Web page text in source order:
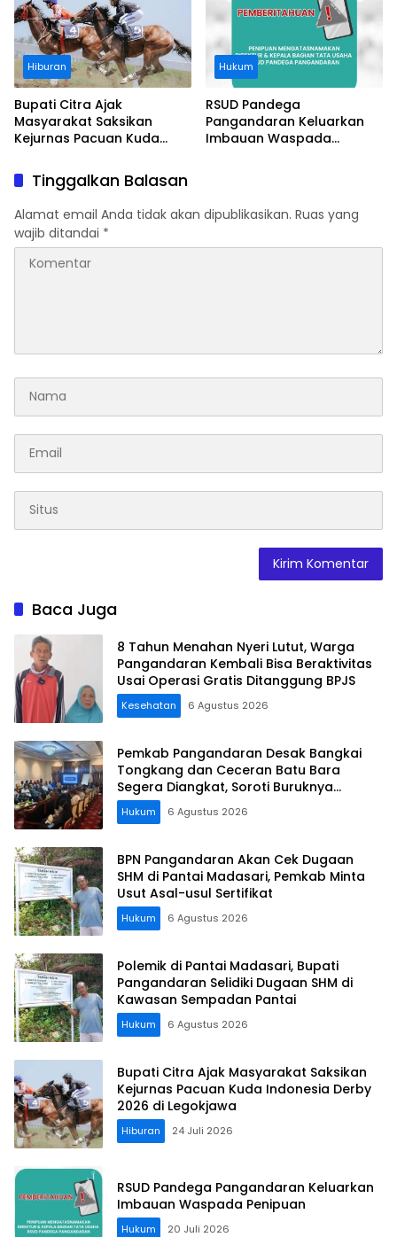
Hiburan
Bupati Citra Ajak
Masyarakat Saksikan
Kejurnas Pacuan Kuda
Legokjawa
Hukum
RSUD Pandega
Pangandaran Keluarkan
Imbauan Waspada
Tinggalkan Balasan
Alamat email Anda tidak akan dipublikasikan. Ruas yang
wajib ditandai *
Baca Juga
8 Tahun Menahan Nyeri Lutut, Warga
Pangandaran Kembali Bisa Beraktivitas
Usai Operasi Gratis Ditanggung BPJS
Kesehatan 6 Agustus 2026
Pemkab Pangandaran Desak Bangkai
Tongkang dan Ceceran Batu Bara
Segera Diangkat, Soroti Buruknya
Koordinasi Perusahaan
Hukum 6 Agustus 2026
BPN Pangandaran Akan Cek Dugaan
SHM di Pantai Madasari, Pemkab Minta
Usut Asal-usul Sertifikat
Hukum 6 Agustus 2026
Polemik di Pantai Madasari, Bupati
Pangandaran Selidiki Dugaan SHM di
Kawasan Sempadan Pantai
Hukum 6 Agustus 2026
Bupati Citra Ajak Masyarakat Saksikan
Kejurnas Pacuan Kuda Indonesia Derby
2026 di Legokjawa
Hiburan 24 Juli 2026
RSUD Pandega Pangandaran Keluarkan
Imbauan Waspada Penipuan
Hukum 20 Juli 2026